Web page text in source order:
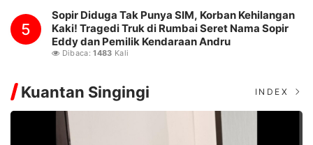
5
Sopir Diduga Tak Punya SIM, Korban Kehilangan
Kaki! Tragedi Truk di Rumbai Seret Nama Sopir
Eddy dan Pemilik Kendaraan Andru
Dibaca:1483 Kali
Kuantan Singingi INDEX